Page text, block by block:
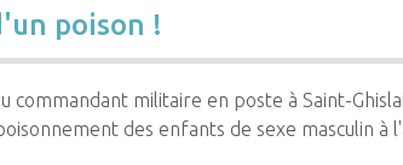
poison !
commandant militaire en poste à Saint-
des enfants de sexe masculin à